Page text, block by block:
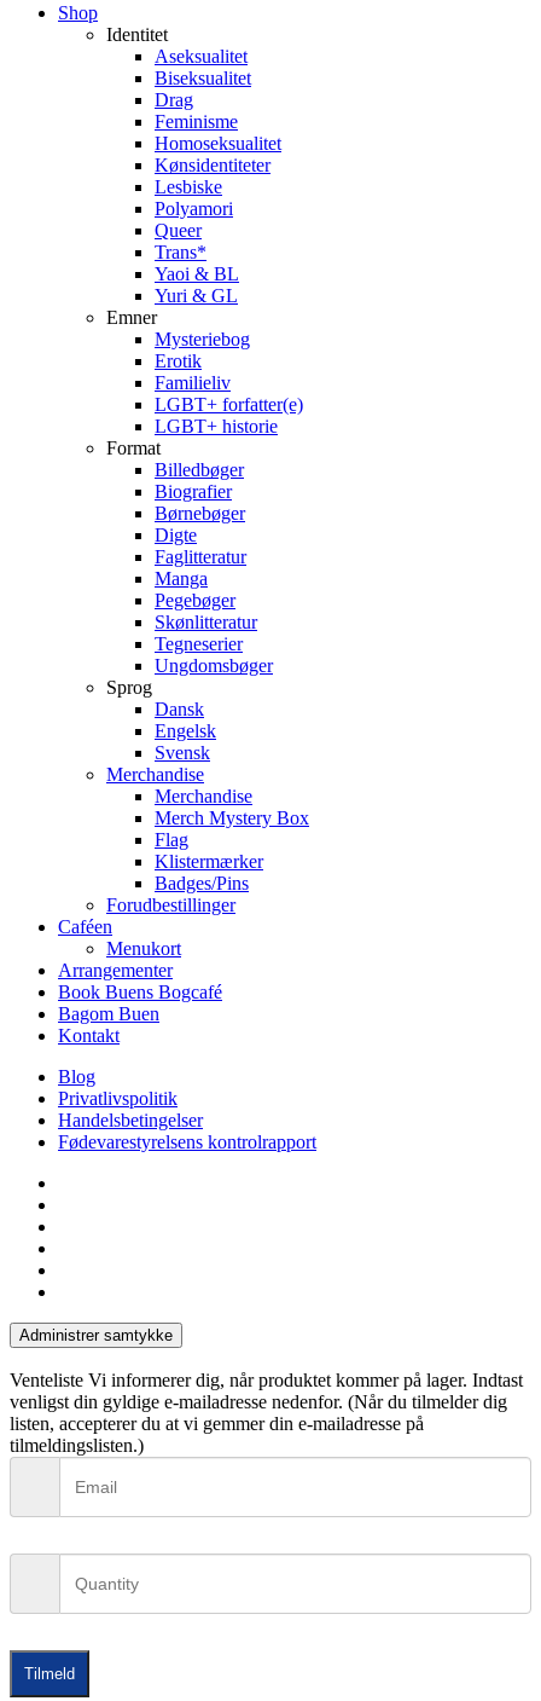
Close
Shop
Identitet
Aseksualitet
Biseksualitet
Drag
Feminisme
Homoseksualitet
Kønsidentiteter
Lesbiske
Polyamori
Queer
Trans*
Yaoi & BL
Yuri & GL
Emner
Mysteriebog
Erotik
Familieliv
LGBT+ forfatter(e)
LGBT+ historie
Format
Billedbøger
Biografier
Børnebøger
Digte
Faglitteratur
Manga
Pegebøger
Skønlitteratur
Tegneserier
Ungdomsbøger
Sprog
Dansk
Engelsk
Svensk
Merchandise
Merchandise
Merch Mystery Box
Flag
Klistermærker
Badges/Pins
Forudbestillinger
Caféen
Menukort
Arrangementer
Book Buens Bogcafé
Bagom Buen
Kontakt
Blog
Privatlivspolitik
Handelsbetingelser
Fødevarestyrelsens kontrolrapport
Administrer samtykke
Venteliste Vi informerer dig, når produktet kommer på lager. Indtast
venligst din gyldige e-mailadresse nedenfor. (Når du tilmelder dig
listen, accepterer du at vi gemmer din e-mailadresse på
tilmeldingslisten.)
Tilmeld